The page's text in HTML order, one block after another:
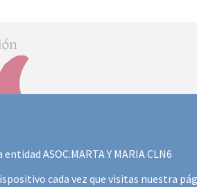
ASOC.MARTA Y MARIA CLN6
cada vez que visitas nuestra